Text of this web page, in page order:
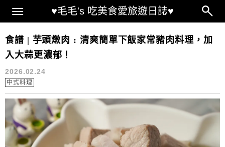
♥毛毛's 吃美食愛旅遊日誌♥
Main Menu
燉肉食譜
食譜 | 芋頭燉肉 : 清爽簡單下飯家常豬肉料理，加
入大蒜更濃郁！
2026.02.24
中式料理